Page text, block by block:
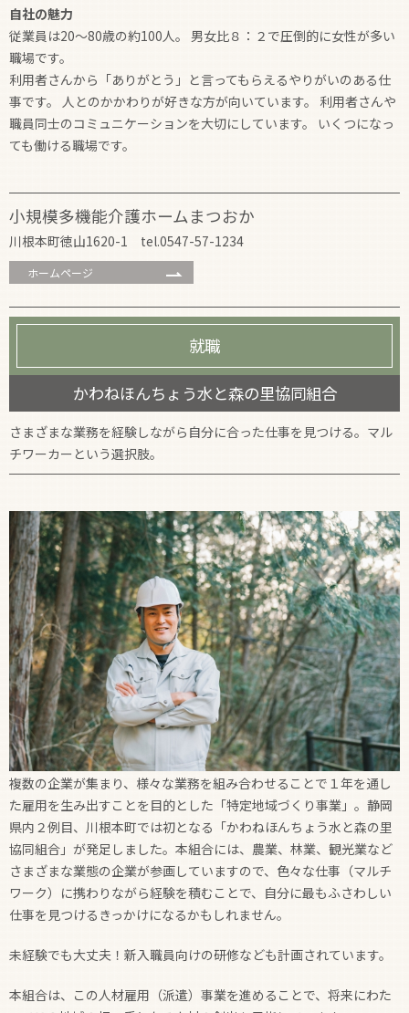
自社の魅力
従業員は20～80歳の約100人。 男女比８：２で圧倒的に女性が多い
職場です。
利用者さんから「ありがとう」と言ってもらえるやりがいのある仕
事です。 人とのかかわりが好きな方が向いています。 利用者さんや
職員同士のコミュニケーションを大切にしています。 いくつになっ
ても働ける職場です。
小規模多機能介護ホームまつおか
川根本町徳山1620-1 tel.0547-57-1234
ホームページ
就職
かわねほんちょう水と森の里協同組合
さまざまな業務を経験しながら自分に合った仕事を見つける。マル
チワーカーという選択肢。
複数の企業が集まり、様々な業務を組み合わせることで１年を通し
た雇用を生み出すことを目的とした「特定地域づくり事業」。静岡
県内２例目、川根本町では初となる「かわねほんちょう水と森の里
協同組合」が発足しました。本組合には、農業、林業、観光業など
さまざまな業態の企業が参画していますので、色々な仕事（マルチ
ワーク）に携わりながら経験を積むことで、自分に最もふさわしい
仕事を見つけるきっかけになるかもしれません。
未経験でも大丈夫！新入職員向けの研修なども計画されています。
本組合は、この人材雇用（派遣）事業を進めることで、将来にわた